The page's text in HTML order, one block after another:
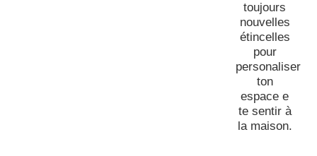
toujours
nouvelles
étincelles
pour
personaliser
ton
espace e
te sentir à
la maison.